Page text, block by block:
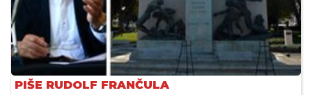
PIŠE RUDOLF FRANČULA